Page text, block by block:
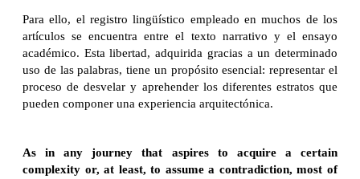
Para ello, el registro lingüístico empleado en muchos de los
artículos se encuentra entre el texto narrativo y el ensayo
académico. Esta libertad, adquirida gracias a un determinado
uso de las palabras, tiene un propósito esencial: representar el
proceso de desvelar y aprehender los diferentes estratos que
pueden componer una experiencia arquitectónica.
As in any journey that aspires to acquire a certain
complexity or, at least, to assume a contradiction, most of